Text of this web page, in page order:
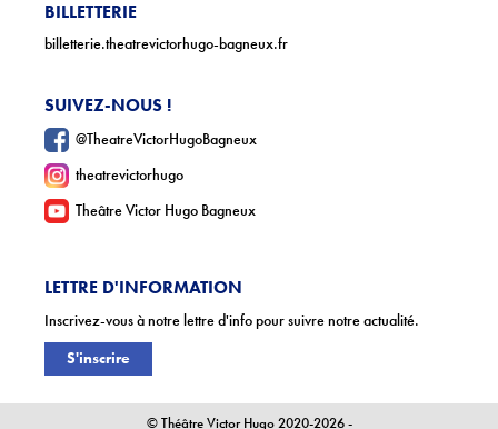
BILLETTERIE
billetterie.theatrevictorhugo-bagneux.fr
SUIVEZ-NOUS !
@TheatreVictorHugoBagneux
theatrevictorhugo
Theâtre Victor Hugo Bagneux
LETTRE D'INFORMATION
Inscrivez-vous à notre lettre d'info pour suivre notre actualité.
S'inscrire
© Théâtre Victor Hugo 2020-2026 -